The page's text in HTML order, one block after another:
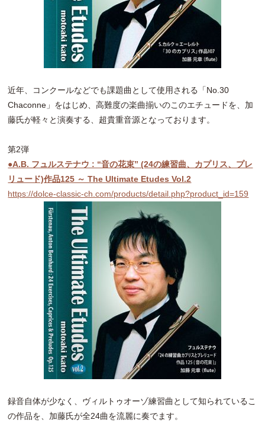
近年、コンクールなどでも課題曲として使用される「No.30
Chaconne」をはじめ、高難度の楽曲揃いのこのエチュードを、加
藤氏が軽々と演奏する、超貴重音源となっております。
第2弾
●A.B. フュルステナウ : “音の花束” (24の練習曲、カプリス、プレ
リュード)作品125 ～ The Ultimate Etudes Vol.2
https://dolce-classic-ch.com/products/detail.php?product_id=159
録音自体が少なく、ヴィルトゥオーゾ練習曲として知られているこ
の作品を、加藤氏が全24曲を流麗に奏でます。